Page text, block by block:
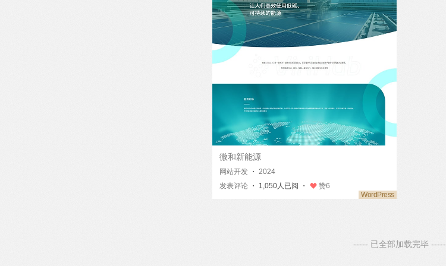
微和新能源
网站开发 ・ 2024
发表评论 ・ 1,050人已阅 ・ 赞6
----- 已全部加载完毕 -----